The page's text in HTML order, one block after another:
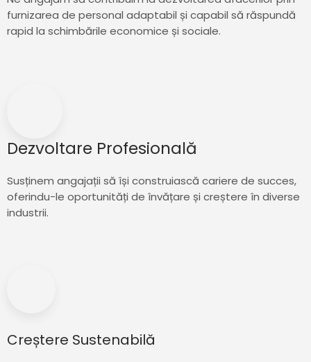
furnizarea de personal adaptabil și capabil să răspundă
rapid la schimbările economice și sociale.
Dezvoltare Profesională
Susținem angajații să își construiască cariere de succes,
oferindu-le oportunități de învățare și creștere în diverse
industrii.
Creștere Sustenabilă